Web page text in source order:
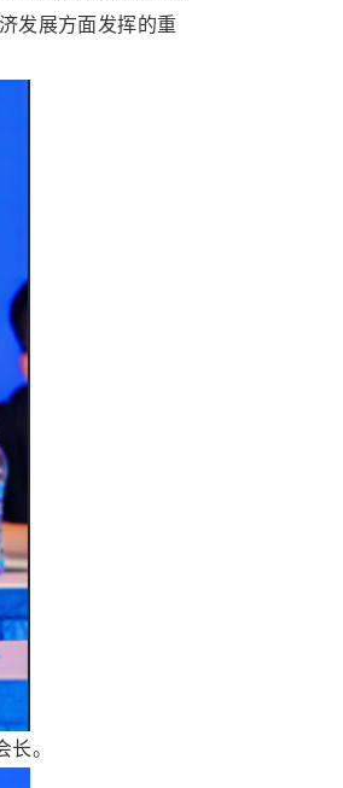
发展方面发挥的重
。